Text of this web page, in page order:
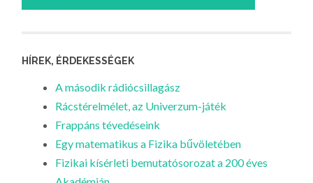
HÍREK, ÉRDEKESSÉGEK
A második rádiócsillagász
Rácstérelmélet, az Univerzum-játék
Frappáns tévedéseink
Egy matematikus a Fizika bűvöletében
Fizikai kísérleti bemutatósorozat a 200 éves